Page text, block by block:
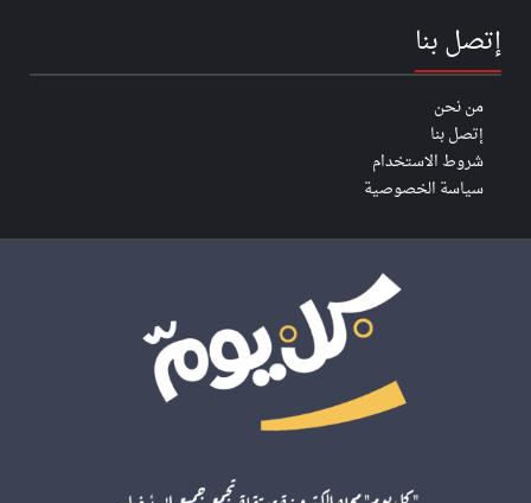
إتصل بنا
من نحن
إتصل بنا
شروط الاستخدام
سياسة الخصوصية